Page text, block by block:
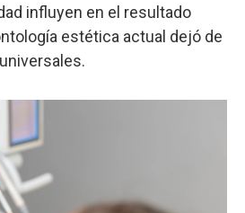
influyen en el resultado
estética actual dejó de